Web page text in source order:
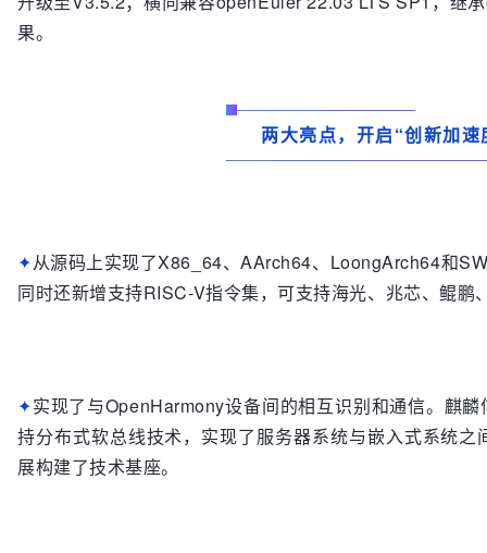
果。
两大亮点，开启“创新加速
✦从源码上实现了X86_64、AArch64、LoongArch64和
同时还新增支持RISC-V指令集，可支持海光、兆芯、鲲
✦实现了与OpenHarmony设备间的相互识别和通信。麒
持分布式软总线技术，实现了服务器系统与嵌入式系统
展构建了技术基座。